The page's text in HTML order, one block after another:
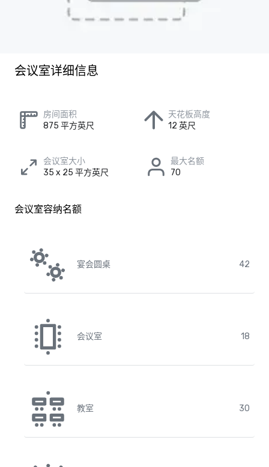
会议室详细信息
房间面积
875 平方英尺
天花板高度
12 英尺
会议室大小
35 x 25 平方英尺
最大名额
70
会议室容纳名额
宴会圆桌 42
会议室 18
教室 30